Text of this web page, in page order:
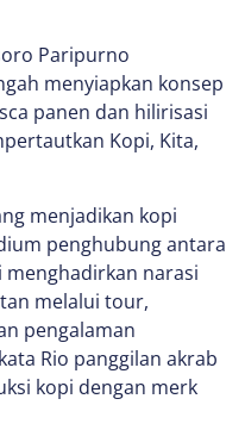
Paripurno
menyiapkan konsep
panen dan hilirisasi
Kopi, Kita,
menjadikan kopi
penghubung antara
narasi
melalui tour,
pengalaman
Rio panggilan akrab
kopi dengan merk